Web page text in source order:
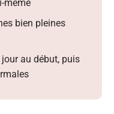
même
bien pleines
au début, puis